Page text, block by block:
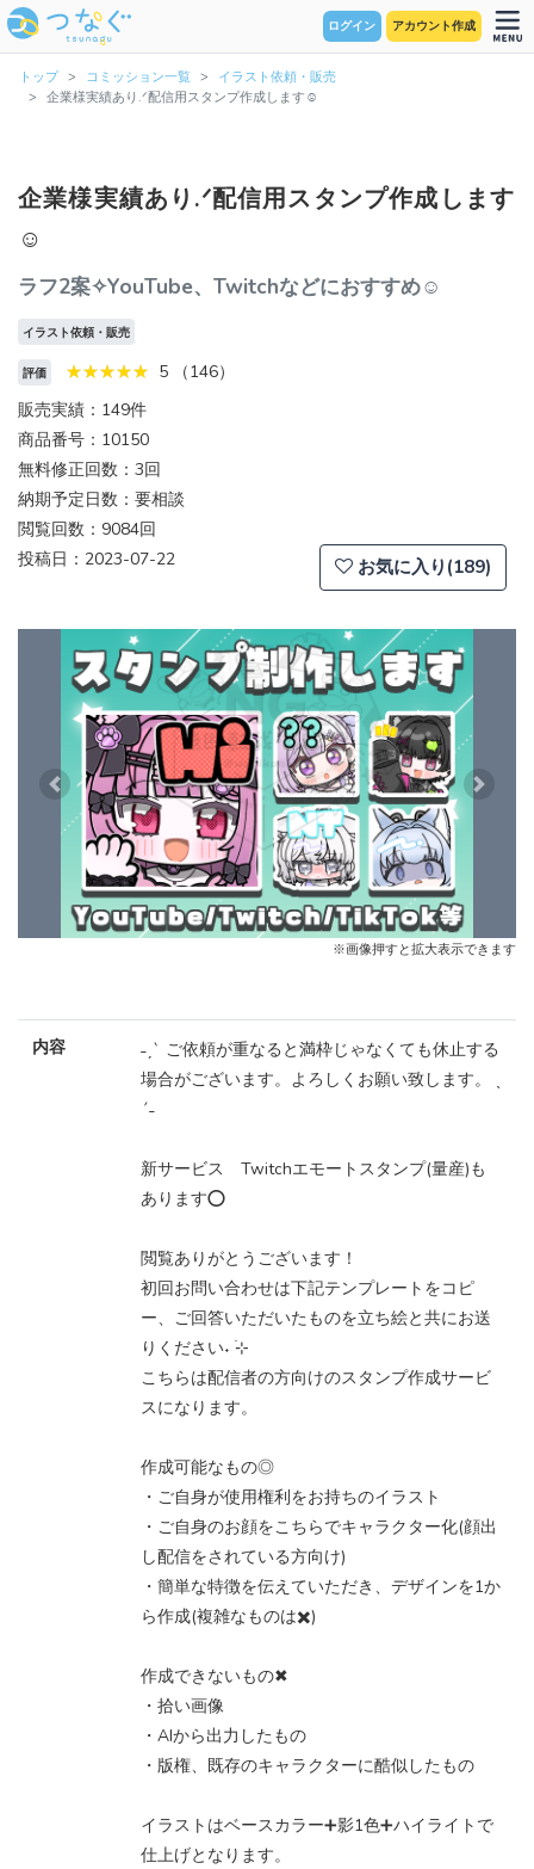
ログイン アカウント作成
トップ コミッション一覧
イラスト依頼・販売
企業様実績あり.ᐟ配信用スタンプ作成します☺︎
企業様実績あり.ᐟ配信用スタンプ作成します
☺︎
ラフ2案✧YouTube、Twitchなどにおすすめ☺︎
イラスト依頼・販売
評価
5 （146）
販売実績：149件
商品番号：10150
無料修正回数：3回
納期予定日数：要相談
閲覧回数：9084回
投稿日：2023-07-22
お気に入り(189)
Previous Next
※画像押すと拡大表示できます
内容
˗ˏˋ ご依頼が重なると満枠じゃなくても休止する
場合がございます。よろしくお願い致します。 ˎ
ˊ˗
新サービス Twitchエモートスタンプ(量産)も
あります⭕️
閲覧ありがとうございます！
初回お問い合わせは下記テンプレートをコピ
ー、ご回答いただいたものを立ち絵と共にお送
りください˖ ࣪⊹
こちらは配信者の方向けのスタンプ作成サービ
スになります。
作成可能なもの◎
・ご自身が使用権利をお持ちのイラスト
・ご自身のお顔をこちらでキャラクター化(顔出
し配信をされている方向け)
・簡単な特徴を伝えていただき、デザインを1か
ら作成(複雑なものは✖️)
作成できないもの✖︎
・拾い画像
・AIから出力したもの
・版権、既存のキャラクターに酷似したもの
イラストはベースカラー➕影1色➕ハイライトで
仕上げとなります。